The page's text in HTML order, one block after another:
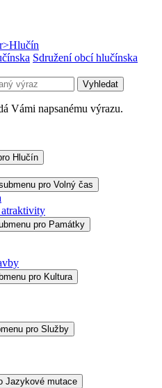
Sdružení obcí hlučínska
Vyhledat
Vámi napsanému výrazu.
Hlučín
pro Volný čas
pro Památky
pro Kultura
pro Služby
Jazykové mutace